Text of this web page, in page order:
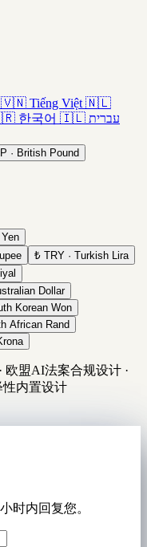
🇻🇳 Tiếng Việt 🇳🇱
한국어 🇮🇱 עברית
· British Pound
₺ TRY · Turkish Lira
Dollar
Korean Won
African Rand
· 欧盟AI法案合规设计 ·
性内置设计
时内回复您。